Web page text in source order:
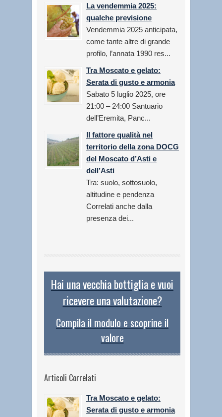
La vendemmia 2025:
qualche previsione
Vendemmia 2025 anticipata,
come tante altre di grande
profilo, l’annata 1990 res...
Tra Moscato e gelato:
Serata di gusto e armonia
Sabato 5 luglio 2025, ore
21:00 – 24:00 Santuario
dell’Eremita, Panc...
Il fattore qualità nel
territorio della zona DOCG
del Moscato d’Asti e
dell’Asti
Tra: suolo, sottosuolo,
altitudine e pendenza
Correlati anche dalla
presenza dei...
Hai una vecchia bottiglia e vuoi
ricevere una valutazione?
Compila il modulo e scoprine il
valore
Articoli Correlati
Tra Moscato e gelato:
Serata di gusto e armonia